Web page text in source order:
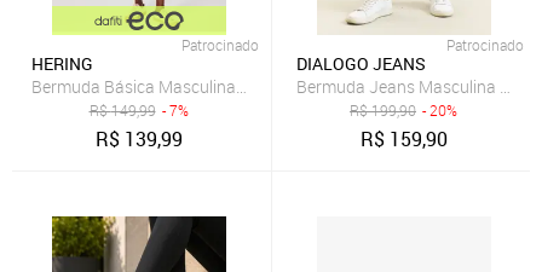
Patrocinado
HERING
Bermuda Básica Masculina Chino
R$149,99 - 7%
R$ 139,99
Patrocinado
DIALOGO JEANS
Bermuda Jeans Masculina
R$199,90 - 20%
R$ 159,90